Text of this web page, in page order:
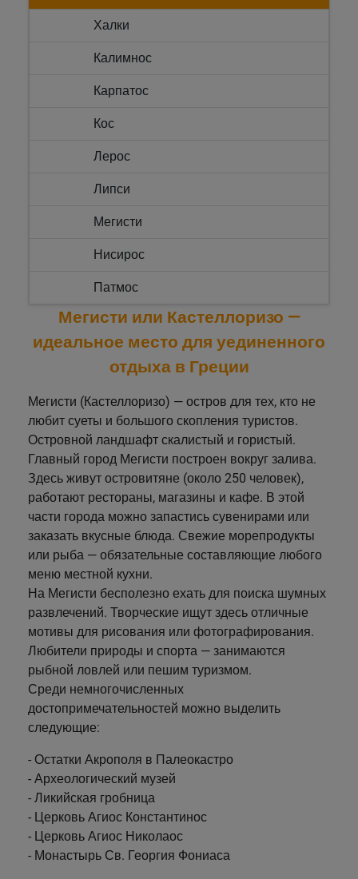
Халки
Калимнос
Карпатос
Кос
Лерос
Липси
Мегисти
Нисирос
Патмос
Родос
Сими
Тилос
Мегисти или Кастеллоризо —
идеальное место для уединенного
отдыха в Греции
Мегисти (Кастеллоризо) — остров для тех, кто не
любит суеты и большого скопления туристов.
Островной ландшафт скалистый и гористый.
Главный город Мегисти построен вокруг залива.
Здесь живут островитяне (около 250 человек),
работают рестораны, магазины и кафе. В этой
части города можно запастись сувенирами или
заказать вкусные блюда. Свежие морепродукты
или рыба — обязательные составляющие любого
меню местной кухни.
На Мегисти бесполезно ехать для поиска шумных
развлечений. Творческие ищут здесь отличные
мотивы для рисования или фотографирования.
Любители природы и спорта — занимаются
рыбной ловлей или пешим туризмом.
Среди немногочисленных
достопримечательностей можно выделить
следующие:
- Остатки Акрополя в Палеокастро
- Археологический музей
- Ликийская гробница
- Церковь Агиос Константинос
- Церковь Агиос Николаос
- Монастырь Св. Георгия Фониаса